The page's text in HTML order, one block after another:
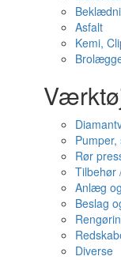
Asfalt
Kemi,
Rør
Tilbehør
Anlæg
Beslag
Diverse